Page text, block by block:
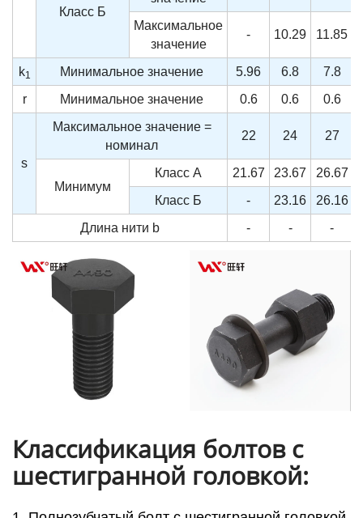
Класс Б
Максимальное
значение
- 10.29 11.85
k1 Минимальное значение 5.96 6.8
7.8
r
Минимальное значение 0.6 0.6 0.6
s
Максимальное значение =
номинал
22 24 27
Минимум
Класс А 21.67 23.67 26.67
Класс Б
- 23.16 26.16
Длина нити b - - -
Классификация болтов с
шестигранной головкой: